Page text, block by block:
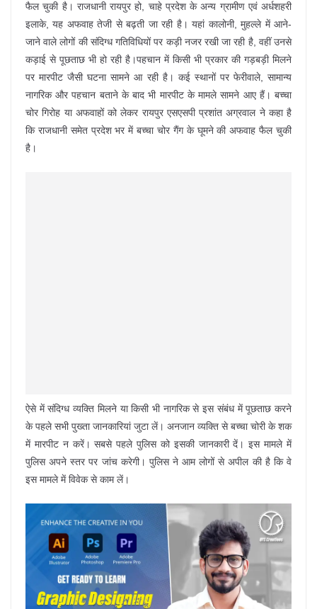
फैल चुकी है। राजधानी रायपुर हो, चाहे प्रदेश के अन्य ग्रामीण एवं अर्धशहरी
इलाके, यह अफवाह तेजी से बढ़ती जा रही है। यहां कालोनी, मुहल्ले में आने-
जाने वाले लोगों की संदिग्ध गतिविधियों पर कड़ी नजर रखी जा रही है, वहीं उनसे
कड़ाई से पूछताछ भी हो रही है।पहचान में किसी भी प्रकार की गड़बड़ी मिलने
पर मारपीट जैसी घटना सामने आ रही है। कई स्थानों पर फेरीवाले, सामान्य
नागरिक और पहचान बताने के बाद भी मारपीट के मामले सामने आए हैं। बच्चा
चोर गिरोह या अफवाहों को लेकर रायपुर एसएसपी प्रशांत अग्रवाल ने कहा है
कि राजधानी समेत प्रदेश भर में बच्चा चोर गैंग के घूमने की अफवाह फैल चुकी
है।
ऐसे में संदिग्ध व्यक्ति मिलने या किसी भी नागरिक से इस संबंध में पूछताछ करने
के पहले सभी पुख्ता जानकारियां जुटा लें। अनजान व्यक्ति से बच्चा चोरी के शक
में मारपीट न करें। सबसे पहले पुलिस को इसकी जानकारी दें। इस मामले में
पुलिस अपने स्तर पर जांच करेगी। पुलिस ने आम लोगों से अपील की है कि वे
इस मामले में विवेक से काम लें।